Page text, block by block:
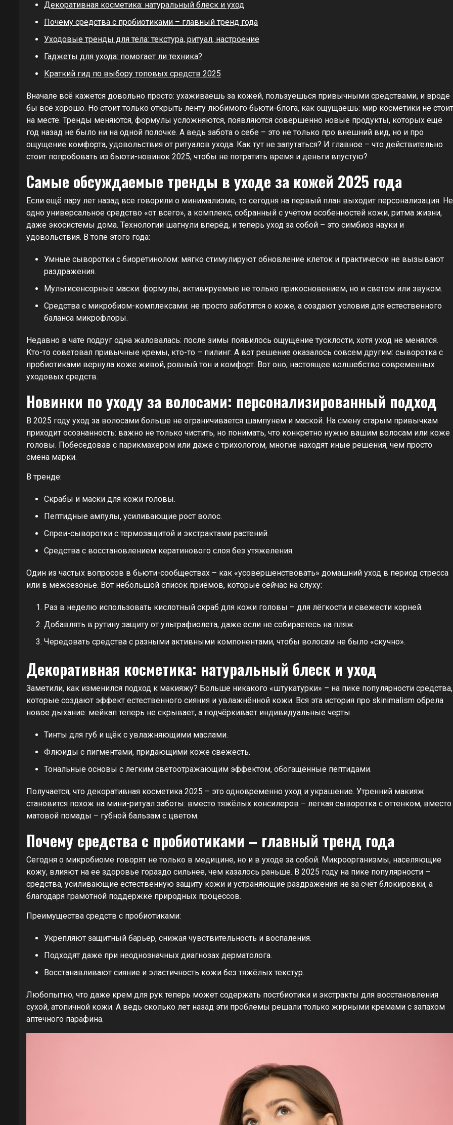
Декоративная косметика: натуральный блеск и уход
Почему средства с пробиотиками – главный тренд года
Уходовые тренды для тела: текстура, ритуал, настроение
Гаджеты для ухода: помогает ли техника?
Краткий гид по выбору топовых средств 2025
Вначале всё кажется довольно просто: ухаживаешь за кожей, пользуешься привычными средствами, и вроде
бы всё хорошо. Но стоит только открыть ленту любимого бьюти-блога, как ощущаешь: мир косметики не стоит
на месте. Тренды меняются, формулы усложняются, появляются совершенно новые продукты, которых ещё
год назад не было ни на одной полочке. А ведь забота о себе – это не только про внешний вид, но и про
ощущение комфорта, удовольствия от ритуалов ухода. Как тут не запутаться? И главное – что действительно
стоит попробовать из бьюти-новинок 2025, чтобы не потратить время и деньги впустую?
Самые обсуждаемые тренды в уходе за кожей 2025 года
Если ещё пару лет назад все говорили о минимализме, то сегодня на первый план выходит персонализация. Не
одно универсальное средство «от всего», а комплекс, собранный с учётом особенностей кожи, ритма жизни,
даже экосистемы дома. Технологии шагнули вперёд, и теперь уход за собой – это симбиоз науки и
удовольствия. В топе этого года:
Умные сыворотки с биоретинолом: мягко стимулируют обновление клеток и практически не вызывают
раздражения.
Мультисенсорные маски: формулы, активируемые не только прикосновением, но и светом или звуком.
Средства с микробиом-комплексами: не просто заботятся о коже, а создают условия для естественного
баланса микрофлоры.
Недавно в чате подруг одна жаловалась: после зимы появилось ощущение тусклости, хотя уход не менялся.
Кто-то советовал привычные кремы, кто-то – пилинг. А вот решение оказалось совсем другим: сыворотка с
пробиотиками вернула коже живой, ровный тон и комфорт. Вот оно, настоящее волшебство современных
уходовых средств.
Новинки по уходу за волосами: персонализированный подход
В 2025 году уход за волосами больше не ограничивается шампунем и маской. На смену старым привычкам
приходит осознанность: важно не только чистить, но понимать, что конкретно нужно вашим волосам или коже
головы. Побеседовав с парикмахером или даже с трихологом, многие находят иные решения, чем просто
смена марки.
В тренде:
Скрабы и маски для кожи головы.
Пептидные ампулы, усиливающие рост волос.
Спреи-сыворотки с термозащитой и экстрактами растений.
Средства с восстановлением кератинового слоя без утяжеления.
Один из частых вопросов в бьюти-сообществах – как «усовершенствовать» домашний уход в период стресса
или в межсезонье. Вот небольшой список приёмов, которые сейчас на слуху:
Раз в неделю использовать кислотный скраб для кожи головы – для лёгкости и свежести корней.
Добавлять в рутину защиту от ультрафиолета, даже если не собираетесь на пляж.
Чередовать средства с разными активными компонентами, чтобы волосам не было «скучно».
Декоративная косметика: натуральный блеск и уход
Заметили, как изменился подход к макияжу? Больше никакого «штукатурки» – на пике популярности средства,
которые создают эффект естественного сияния и увлажнённой кожи. Вся эта история про skinimalism обрела
новое дыхание: мейкап теперь не скрывает, а подчёркивает индивидуальные черты.
Тинты для губ и щёк с увлажняющими маслами.
Флюиды с пигментами, придающими коже свежесть.
Тональные основы с легким светоотражающим эффектом, обогащённые пептидами.
Получается, что декоративная косметика 2025 – это одновременно уход и украшение. Утренний макияж
становится похож на мини-ритуал заботы: вместо тяжёлых консилеров – легкая сыворотка с оттенком, вместо
матовой помады – губной бальзам с цветом.
Почему средства с пробиотиками – главный тренд года
Сегодня о микробиоме говорят не только в медицине, но и в уходе за собой. Микроорганизмы, населяющие
кожу, влияют на ее здоровье гораздо сильнее, чем казалось раньше. В 2025 году на пике популярности –
средства, усиливающие естественную защиту кожи и устраняющие раздражения не за счёт блокировки, а
благодаря грамотной поддержке природных процессов.
Преимущества средств с пробиотиками:
Укрепляют защитный барьер, снижая чувствительность и воспаления.
Подходят даже при неоднозначных диагнозах дерматолога.
Восстанавливают сияние и эластичность кожи без тяжёлых текстур.
Любопытно, что даже крем для рук теперь может содержать постбиотики и экстракты для восстановления
сухой, атопичной кожи. А ведь сколько лет назад эти проблемы решали только жирными кремами с запахом
аптечного парафина.